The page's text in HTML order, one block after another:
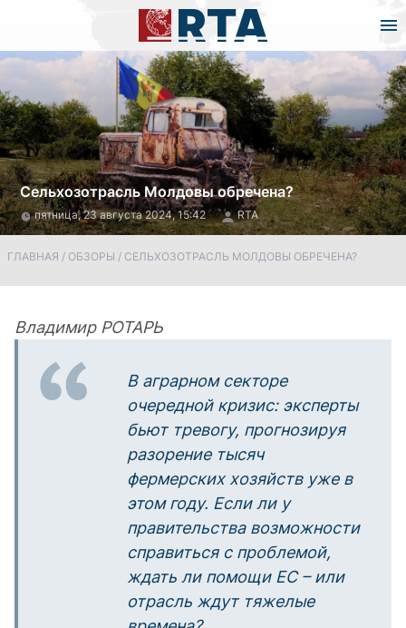
Сельхозотрасль Молдовы обречена?
пятница, 23 августа 2024, 15:42 RTA
ГЛАВНАЯ / ОБЗОРЫ / СЕЛЬХОЗОТРАСЛЬ МОЛДОВЫ ОБРЕЧЕНА?
Владимир РОТАРЬ
В аграрном секторе
очередной кризис: эксперты
бьют тревогу, прогнозируя
разорение тысяч
фермерских хозяйств уже в
этом году. Если ли у
правительства возможности
справиться с проблемой,
ждать ли помощи ЕС – или
отрасль ждут тяжелые